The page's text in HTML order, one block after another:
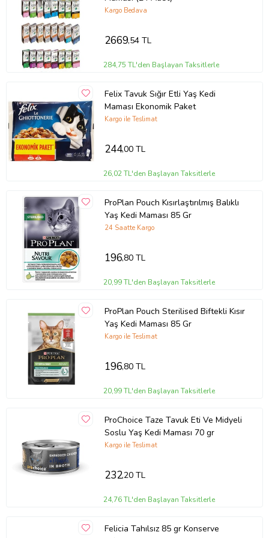
Kargo Bedava
2669,54 TL
284,75 TL'den Başlayan Taksitlerle
Felix Tavuk Sığır Etli Yaş Kedi
Maması Ekonomik Paket
Kargo ile Teslimat
244,00 TL
26,02 TL'den Başlayan Taksitlerle
ProPlan Pouch Kısırlaştırılmış Balıklı
Yaş Kedi Maması 85 Gr
24 Saatte Kargo
196,80 TL
20,99 TL'den Başlayan Taksitlerle
ProPlan Pouch Sterilised Biftekli Kısır
Yaş Kedi Maması 85 Gr
Kargo ile Teslimat
196,80 TL
20,99 TL'den Başlayan Taksitlerle
ProChoice Taze Tavuk Eti Ve Midyeli
Soslu Yaş Kedi Maması 70 gr
Kargo ile Teslimat
232,20 TL
24,76 TL'den Başlayan Taksitlerle
Felicia Tahılsız 85 gr Konserve